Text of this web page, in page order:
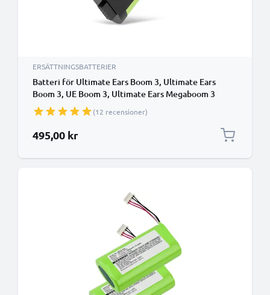
ERSÄTTNINGSBATTERIER
Batteri för Ultimate Ears Boom 3, Ultimate Ears
Boom 3, UE Boom 3, Ultimate Ears Megaboom 3
3400mAh från CELLONIC
(12 recensioner)
495,00 kr